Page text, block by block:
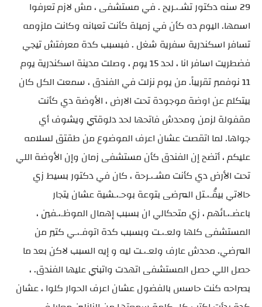
29 سنه دكتور تشـ،ـريح . في مستشفى ، مش لازم تعرفوا
اسمها. اليوم ده كأن في زميلة كأنت تعبانه وكانت ملزومه
تسافر اسكندرية سفرية شغل . فبسبب كدة معرفتش تيجي
فضطريت اسافر انا ، لحد 15 يوم ، وصلت مدينة اسكندرية يوم
11 نوفمبر تقريباً. من يوم نزلت في الفندق ، سمعت الكل كان
بيتكلم عن اوضة موجودة تحت الارض ، الأوضة دي كأنت
مقفولة لزمن ومحدش فاتحها لحد دلوقتي ويشوف أي
جواها. لما اتقصت عشان اعرف الموضوع من طقتق لسلامه
عليكم ، أتضح إن الفندق كأن مستشفى زمان وإن الأوضة اللي
تحت الأرض دي كأنت مشـ،ـرحة ، كان في دكتور بسيط زي
حالاتي بيقُـ،ـتل المرضى بتوعة بوحـ،ـشية عشان يتجار
باعضـ،ـائهم ، زي متحكالي ان بسبب إهمال الموظـ،ـفين ،
المستشفى كلها ولعـ،ـت وبسبب كدة اتوفـ،ـي كتير من
المرضي. محدش عارف ولعـ،ـت ليه و إيه السبب لاكن بعد ما
حصل اللي حصل المستشفى اتهدت واتبني عليها الفندق. ،
بصراحه كنت حاسس بالفضول عشان اعرف الحوار كلوا ، عشان